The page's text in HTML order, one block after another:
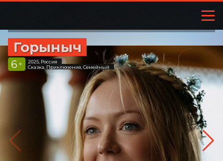
Горыныч
6 +
2025, Россия
Сказка, Приключения, Семейный